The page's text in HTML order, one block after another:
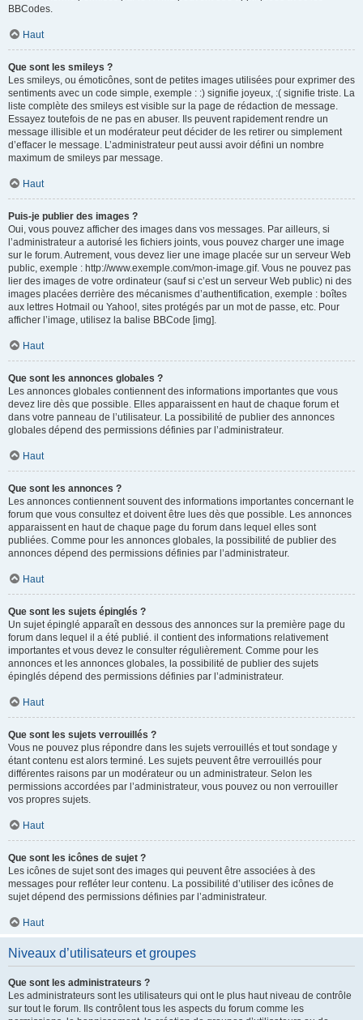
BBCodes.
Haut
Que sont les smileys ?
Les smileys, ou émoticônes, sont de petites images utilisées pour exprimer des
sentiments avec un code simple, exemple : :) signifie joyeux, :( signifie triste. La
liste complète des smileys est visible sur la page de rédaction de message.
Essayez toutefois de ne pas en abuser. Ils peuvent rapidement rendre un
message illisible et un modérateur peut décider de les retirer ou simplement
d’effacer le message. L’administrateur peut aussi avoir défini un nombre
maximum de smileys par message.
Haut
Puis-je publier des images ?
Oui, vous pouvez afficher des images dans vos messages. Par ailleurs, si
l’administrateur a autorisé les fichiers joints, vous pouvez charger une image
sur le forum. Autrement, vous devez lier une image placée sur un serveur Web
public, exemple : http://www.exemple.com/mon-image.gif. Vous ne pouvez pas
lier des images de votre ordinateur (sauf si c’est un serveur Web public) ni des
images placées derrière des mécanismes d’authentification, exemple : boîtes
aux lettres Hotmail ou Yahoo!, sites protégés par un mot de passe, etc. Pour
afficher l’image, utilisez la balise BBCode [img].
Haut
Que sont les annonces globales ?
Les annonces globales contiennent des informations importantes que vous
devez lire dès que possible. Elles apparaissent en haut de chaque forum et
dans votre panneau de l’utilisateur. La possibilité de publier des annonces
globales dépend des permissions définies par l’administrateur.
Haut
Que sont les annonces ?
Les annonces contiennent souvent des informations importantes concernant le
forum que vous consultez et doivent être lues dès que possible. Les annonces
apparaissent en haut de chaque page du forum dans lequel elles sont
publiées. Comme pour les annonces globales, la possibilité de publier des
annonces dépend des permissions définies par l’administrateur.
Haut
Que sont les sujets épinglés ?
Un sujet épinglé apparaît en dessous des annonces sur la première page du
forum dans lequel il a été publié. il contient des informations relativement
importantes et vous devez le consulter régulièrement. Comme pour les
annonces et les annonces globales, la possibilité de publier des sujets
épinglés dépend des permissions définies par l’administrateur.
Haut
Que sont les sujets verrouillés ?
Vous ne pouvez plus répondre dans les sujets verrouillés et tout sondage y
étant contenu est alors terminé. Les sujets peuvent être verrouillés pour
différentes raisons par un modérateur ou un administrateur. Selon les
permissions accordées par l’administrateur, vous pouvez ou non verrouiller
vos propres sujets.
Haut
Que sont les icônes de sujet ?
Les icônes de sujet sont des images qui peuvent être associées à des
messages pour refléter leur contenu. La possibilité d’utiliser des icônes de
sujet dépend des permissions définies par l’administrateur.
Haut
Niveaux d’utilisateurs et groupes
Que sont les administrateurs ?
Les administrateurs sont les utilisateurs qui ont le plus haut niveau de contrôle
sur tout le forum. Ils contrôlent tous les aspects du forum comme les